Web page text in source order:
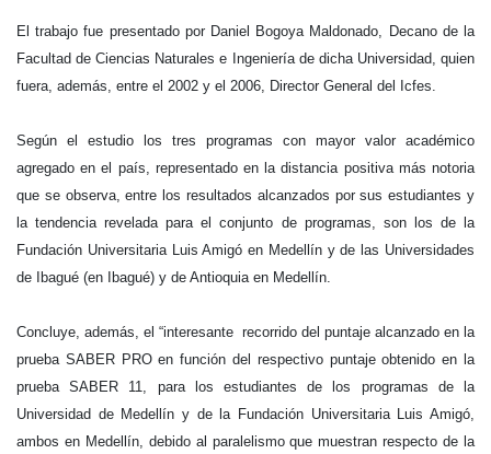
El trabajo fue presentado por Daniel Bogoya Maldonado, Decano de la
Facultad de Ciencias Naturales e Ingeniería de dicha Universidad, quien
fuera, además, entre el 2002 y el 2006, Director General del Icfes.
Según el estudio los tres programas con mayor valor académico
agregado en el país, representado en la distancia positiva más notoria
que se observa, entre los resultados alcanzados por sus estudiantes y
la tendencia revelada para el conjunto de programas, son los de la
Fundación Universitaria Luis Amigó en Medellín y de las Universidades
de Ibagué (en Ibagué) y de Antioquia en Medellín.
Concluye, además, el “interesante recorrido del puntaje alcanzado en la
prueba SABER PRO en función del respectivo puntaje obtenido en la
prueba SABER 11, para los estudiantes de los programas de la
Universidad de Medellín y de la Fundación Universitaria Luis Amigó,
ambos en Medellín, debido al paralelismo que muestran respecto de la